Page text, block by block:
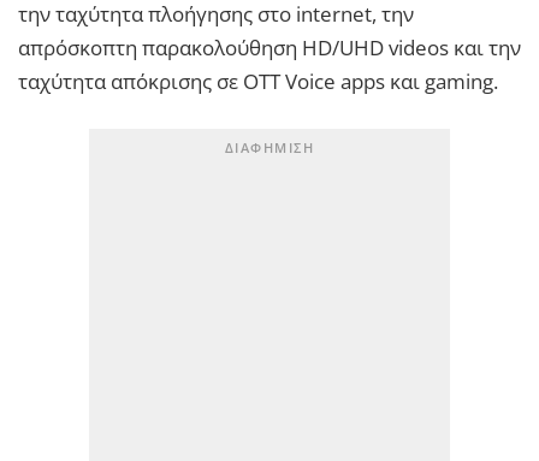
την ταχύτητα πλοήγησης στο internet, την
απρόσκοπτη παρακολούθηση HD/UHD videos και την
ταχύτητα απόκρισης σε OTT Voice apps και gaming.